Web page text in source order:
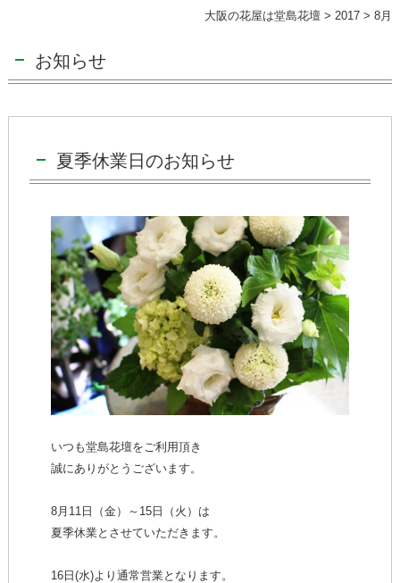
大阪の花屋は堂島花壇 >2017 >8月
お知らせ
夏季休業日のお知らせ
いつも堂島花壇をご利用頂き
誠にありがとうございます。
8月11日（金）～15日（火）は
夏季休業とさせていただきます。
16日(水)より通常営業となります。